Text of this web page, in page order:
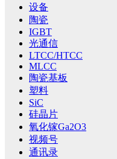
设备
陶瓷
IGBT
光通信
LTCC/HTCC
MLCC
陶瓷基板
塑料
SiC
硅晶片
氧化镓Ga2O3
视频号
通讯录